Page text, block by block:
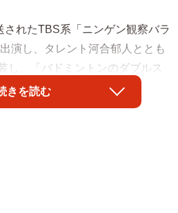
れたTBS系「ニンゲン観察バラ
演し、タレント河合郁人ととも
し、「バドミントンのダブルス
勝できるのか！？」という企画
きを読む